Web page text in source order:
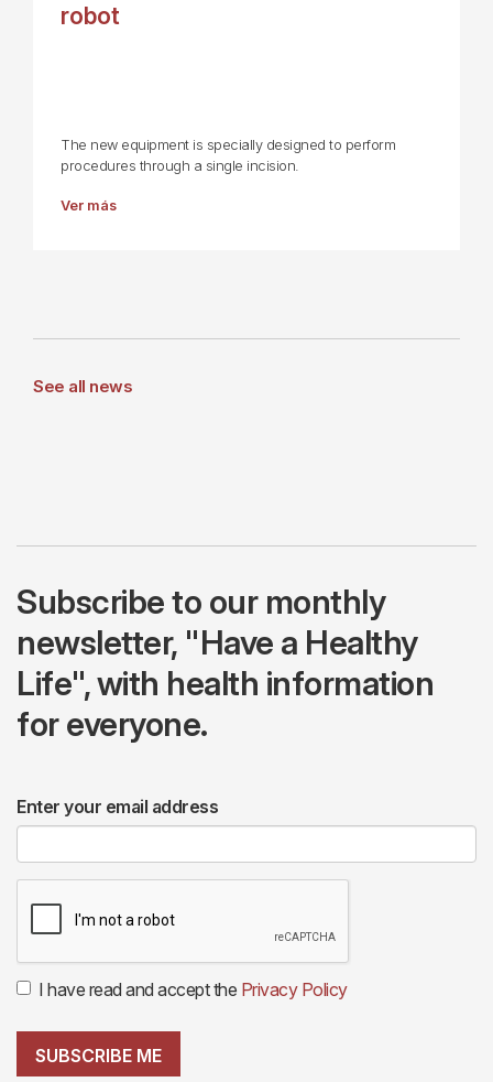
robot
The new equipment is specially designed to perform
procedures through a single incision.
Ver más
See all news
Subscribe to our monthly
newsletter, "Have a Healthy
Life", with health information
for everyone.
Enter your email address
I have read and accept the Privacy Policy
SUBSCRIBE ME